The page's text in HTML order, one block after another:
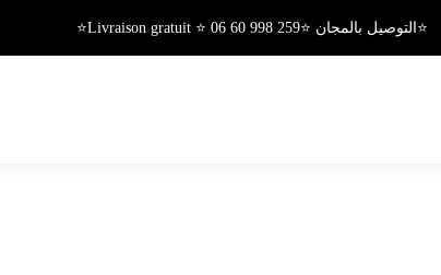
⭐التوصيل بالمجان ⭐Livraison gratuit ⭐ 06 60 998 259⭐